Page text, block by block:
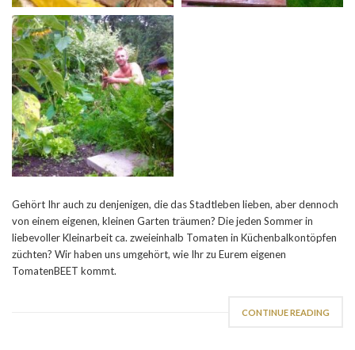
Gehört Ihr auch zu denjenigen, die das Stadtleben lieben, aber dennoch
von einem eigenen, kleinen Garten träumen? Die jeden Sommer in
liebevoller Kleinarbeit ca. zweieinhalb Tomaten in Küchenbalkontöpfen
züchten? Wir haben uns umgehört, wie Ihr zu Eurem eigenen
TomatenBEET kommt.
CONTINUE READING